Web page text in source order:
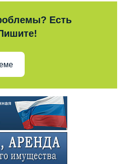
Есть